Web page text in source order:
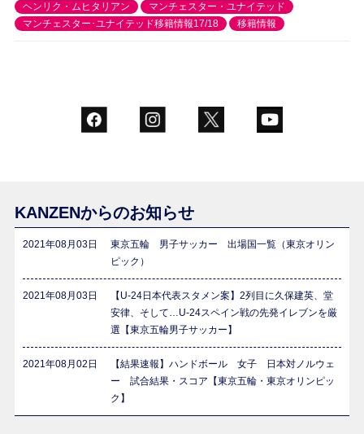
ヘンリク・ムヒタリアン
マンチェスター・ユナイテッド
マンチェスター･ユナイテッド移籍情報17/18
移籍情報
KANZENからのお知らせ
2021年08月03日
東京五輪 男子サッカー 出場国一覧（東京オリン
ピック）
2021年08月03日
【U-24日本代表スタメン案】2列目に久保建英、堂
安律、そして…U-24スペイン戦の先発イレブンを厳
選【東京五輪男子サッカー】
2021年08月02日
【結果速報】ハンドボール 女子 日本対ノルウェ
ー 試合結果・スコア【東京五輪・東京オリンピッ
ク】